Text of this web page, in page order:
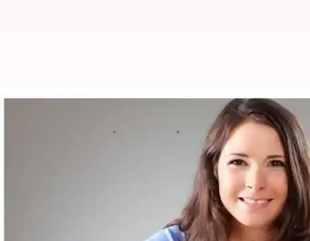
பெண்கள் அதிகம் முதலீடு
06:19 pm
செய்வதில்
எஸ்டேட்டில் முதலீடு செய்ய
என அறிக்கையில் கூறப்படுகிறது.